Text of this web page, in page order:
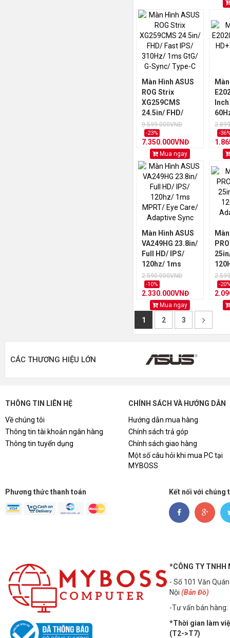
Màn Hình ASUS
ROG Strix
XG259CMS
24.5in/ FHD/
Fast IPS/ 310Hz/
1ms GtG/ G-
Sync/ Type-C
9.599.000VNĐ
-23%
7.350.000VNĐ
Mua ngay
-
Màn Hình ASUS
VA249HG 23.8in/
Full HD/ IPS/
120hz/ 1ms
MPRT/ Eye
Care/ Adaptive
Sync
2.590.000VNĐ
-10%
2.330.000VNĐ
Mua ngay
-
1 2 3
CÁC THƯƠNG HIỆU LỚN
THÔNG TIN LIÊN HỆ
Về chúng tôi
Thông tin tài khoản ngân hàng
Thông tin tuyển dụng
CHÍNH SÁCH VÀ HƯỚNG DẪN
Hướng dẫn mua hàng
Chính sách trả góp
Chính sách giao hàng
Một số câu hỏi khi mua PC tại
MYBOSS
Phương thức thanh toán Kết nối với chúng
*CÔNG TY TNHH
- Số 101 Văn
Nội (Bản Đồ)
-Tư vấn bán hàng:
*Thời gian làm
(T2->T7)